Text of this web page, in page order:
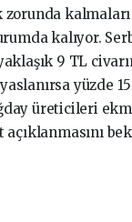
kalıyor.
9 TL
yüzde
üreticileri